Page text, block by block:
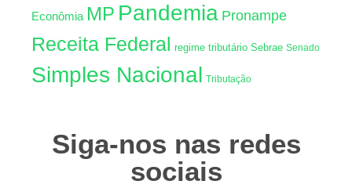
Econômia MP Pandemia Pronampe
Receita Federal regime tributário Sebrae Senado
Simples Nacional Tributação
Siga-nos nas redes
sociais